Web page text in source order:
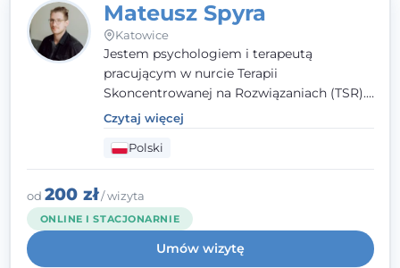
Mateusz Spyra
Katowice
Jestem psychologiem i terapeutą
pracującym w nurcie Terapii
Skoncentrowanej na Rozwiązaniach (TSR).
Towarzyszę młodzieży i dorosłym z
empatią, zrozumieniem i bez oceniania.
Daję przestrzeń do bycia sobą, bo wiem, że
w każdym człowieku jest coś wyjątkowego.
Czytaj więcej
Polski
od 200 zł/ wizyta
ONLINE I STACJONARNIE
Umów wizytę